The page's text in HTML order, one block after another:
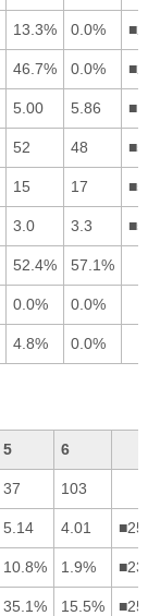
13.3% 0.0%
46.7% 0.0%
5.00 5.86
52 48
15 17
3.0 3.3
52.4% 57.1%
0.0% 0.0%
4.8% 0.0%
5 6
37 103
5.14 4.01
10.8% 1.9%
35.1% 15.5%